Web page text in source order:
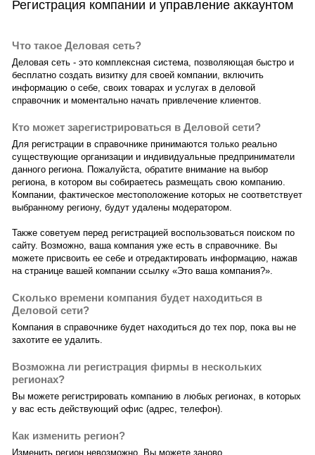
Регистрация компании и управление аккаунтом
Что такое Деловая сеть?
Деловая сеть - это комплексная система, позволяющая быстро и
бесплатно создать визитку для своей компании, включить
информацию о себе, своих товарах и услугах в деловой
справочник и моментально начать привлечение клиентов.
Кто может зарегистрироваться в Деловой сети?
Для регистрации в справочнике принимаются только реально
существующие организации и индивидуальные предприниматели
данного региона. Пожалуйста, обратите внимание на выбор
региона, в котором вы собираетесь размещать свою компанию.
Компании, фактическое местоположение которых не соответствует
выбранному региону, будут удалены модератором.
Также советуем перед регистрацией воспользоваться поиском по
сайту. Возможно, ваша компания уже есть в справочнике. Вы
можете присвоить ее себе и отредактировать информацию, нажав
на странице вашей компании ссылку «Это ваша компания?».
Сколько времени компания будет находиться в
Деловой сети?
Компания в справочнике будет находиться до тех пор, пока вы не
захотите ее удалить.
Возможна ли регистрация фирмы в нескольких
регионах?
Вы можете регистрировать компанию в любых регионах, в которых
у вас есть действующий офис (адрес, телефон).
Как изменить регион?
Изменить регион невозможно. Вы можете заново